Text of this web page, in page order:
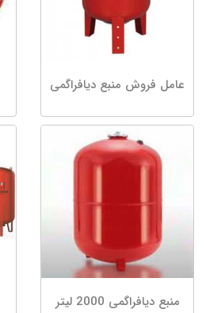
عامل فروش منبع دیافراگمی
منبع دیافراگمی 2000 لیتر